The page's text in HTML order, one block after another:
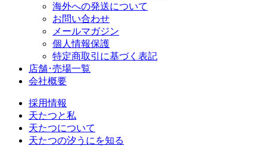
海外への発送について
お問い合わせ
メールマガジン
個人情報保護
特定商取引に基づく表記
店舗･売場一覧
会社概要
採用情報
天たつと私
天たつについて
天たつの汐うにを知る